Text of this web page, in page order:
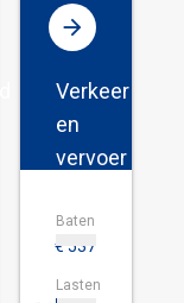
Verkeer
en
vervoer
Baten
€ 537
Lasten